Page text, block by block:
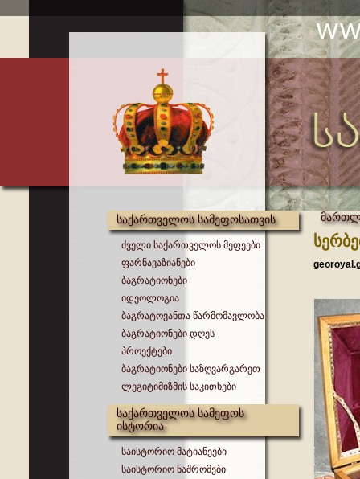
საქართველოს სამეფოსათვის
ძველი საქართველოს მეფეები
ფარნავაზიანები
ბაგრატიონები
იდეოლოგია
ბაგრატოვანთა წარმომავლობა
ბაგრატიონები დღეს
პროექტები
ბაგრატიონები საზღვარგარეთ
ლეგიტიმიზმის საკითხები
საქართველოს სამეფოს
ისტორია
საისტორიო მატიანეები
საისტორიო ნაშრომები